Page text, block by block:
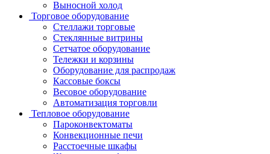
Выносной холод
Торговое оборудование
Стеллажи торговые
Стеклянные витрины
Сетчатое оборудование
Тележки и корзины
Оборудование для распродаж
Кассовые боксы
Весовое оборудование
Автоматизация торговли
Тепловое оборудование
Пароконвектоматы
Конвекционные печи
Расстоечные шкафы